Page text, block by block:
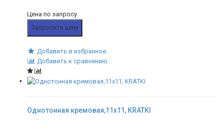
Цена по запросу
Запросить цену
Добавить в избранное
Добавить к сравнению
Однотонная кремовая,11x11, KRATKI